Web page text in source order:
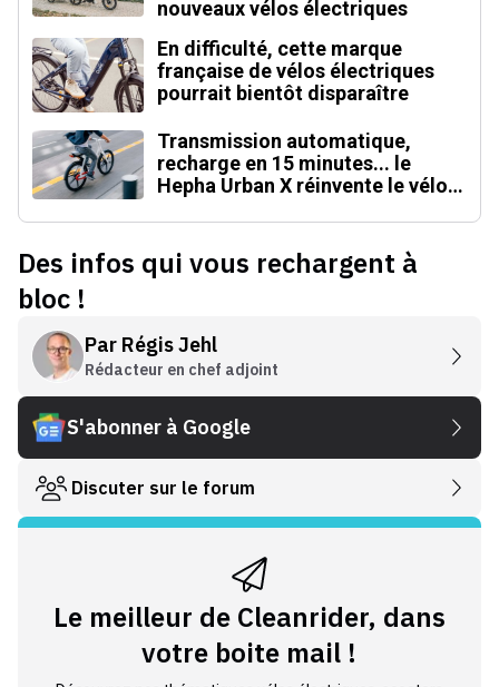
nouveaux vélos électriques
En difficulté, cette marque
française de vélos électriques
pourrait bientôt disparaître
Transmission automatique,
recharge en 15 minutes... le
Hepha Urban X réinvente le vélo
Des infos qui vous rechargent à
bloc !
Par Régis Jehl
Rédacteur en chef adjoint
S'abonner à Google
Discuter sur le forum
Le meilleur de Cleanrider, dans
votre boite mail !